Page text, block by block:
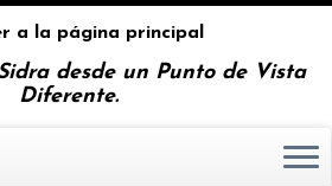
desde un Punto de Vista
Diferente.